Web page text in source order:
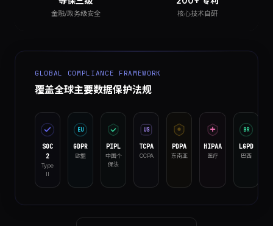
金融/政务级安全 核心技术自研
GLOBAL COMPLIANCE FRAMEWORK
覆盖全球主要数据保护法规
SOC
2
Type
II
EU
GDPR
欧盟
PIPL
中国个
保法
US
TCPA
CCPA
PDPA
东南亚
HIPAA
医疗
BR
LGPD
巴西